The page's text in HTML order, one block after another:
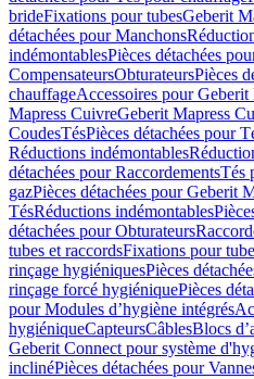
brideFixations pour tubesGeberit
détachées pour Manchons
indémontablesPièces détachées
CompensateursObturateursPièces
chauffageAccessoires pour
Mapress CuivreGeberit Mapress
CoudesTésPièces détachées pour
Réductions indémontables
détachées pour RaccordementsTés
gazPièces détachées pour Geberit
TésRéductions indémontables
détachées pour Obturateurs
tubes et raccordsFixations pour
rinçage hygiéniquesPièces
rinçage forcé hygiéniquePièces
pour Modules d’hygiène intégrés
hygiéniqueCapteursCâblesBlocs
Geberit Connect pour système
inclinéPièces détachées pour